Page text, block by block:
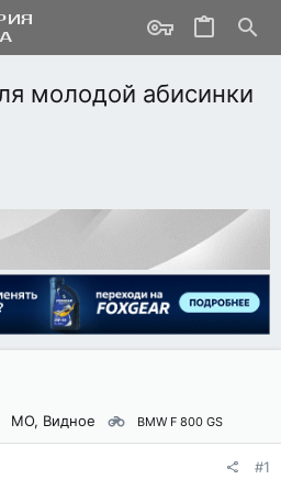
молодой абисинки
МО, Видное BMW F 800 GS
#1